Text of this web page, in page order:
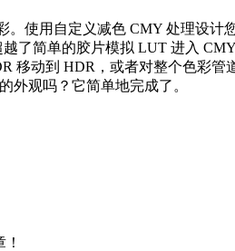
使用自定义减色 CMY 处理设
了简单的胶片模拟 LUT 进入
动到 HDR，或者对整个色彩管
外观吗？它简单地完成了。